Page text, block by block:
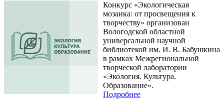
Конкурс «Экологическая
мозаика: от просвещения к
творчеству» организован
Вологодской областной
универсальной научной
библиотекой им. И. В. Бабушкина
в рамках Межрегиональной
творческой лаборатории
«Экология. Культура.
Образование».
Подробнее